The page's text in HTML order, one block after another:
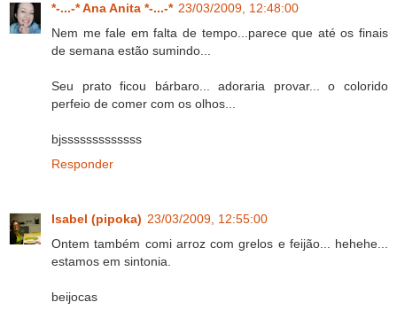
*-...-* Ana Anita *-...-* 23/03/2009, 12:48:00
Nem me fale em falta de tempo...parece que até os finais
de semana estão sumindo...
Seu prato ficou bárbaro... adoraria provar... o colorido
perfeio de comer com os olhos...
bjsssssssssssss
Responder
Isabel (pipoka) 23/03/2009, 12:55:00
Ontem também comi arroz com grelos e feijão... hehehe...
estamos em sintonia.
beijocas